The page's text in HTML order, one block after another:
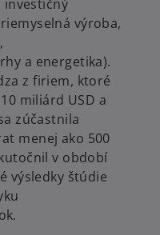
výroba,
a energetika).
z firiem, ktoré
miliárd USD a
zúčastnila
menej ako 500
v období
výsledky štúdie